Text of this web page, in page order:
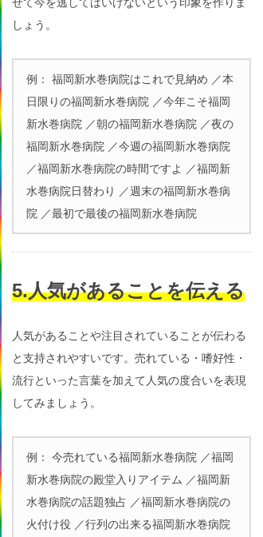
しょう。
例： 福岡新水巻病院はこれで見納め ／本
日限りの福岡新水巻病院 ／今年こそ福岡
新水巻病院 ／朝の福岡新水巻病院 ／夜の
福岡新水巻病院 ／今週の福岡新水巻病院
／福岡新水巻病院の時間ですよ ／福岡新
水巻病院日替わり ／週末の福岡新水巻病
院 ／最初で最後の福岡新水巻病院
5.人気があることを伝える
人気があることや注目されていることが伝わる
と支持されやすいです。売れている・嗜好性・
流行といった言葉を加えて人気の度合いを表現
してみましょう。
例： 今売れている福岡新水巻病院 ／福岡
新水巻病院の殿堂入りアイテム ／福岡新
水巻病院の話題独占 ／福岡新水巻病院の
火付け役 ／行列の出来る福岡新水巻病院